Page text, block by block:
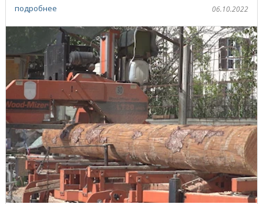
подробнее 06.10.2022